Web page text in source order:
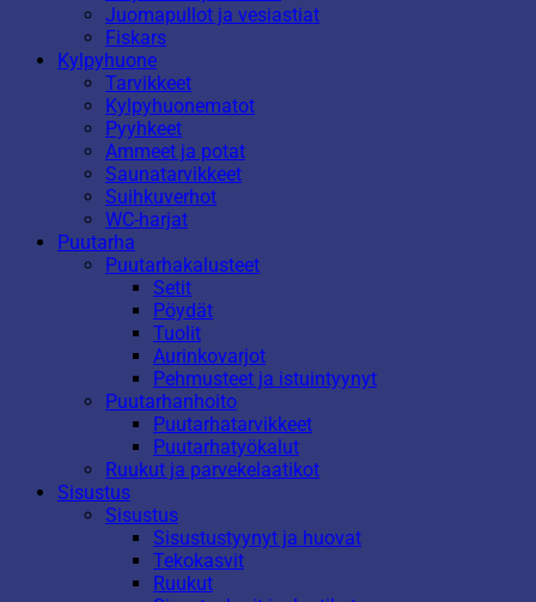
Juomapullot ja vesiastiat
Fiskars
Kylpyhuone
Tarvikkeet
Kylpyhuonematot
Pyyhkeet
Ammeet ja potat
Saunatarvikkeet
Suihkuverhot
WC-harjat
Puutarha
Puutarhakalusteet
Setit
Pöydät
Tuolit
Aurinkovarjot
Pehmusteet ja istuintyynyt
Puutarhanhoito
Puutarhatarvikkeet
Puutarhatyökalut
Ruukut ja parvekelaatikot
Sisustus
Sisustus
Sisustustyynyt ja huovat
Tekokasvit
Ruukut